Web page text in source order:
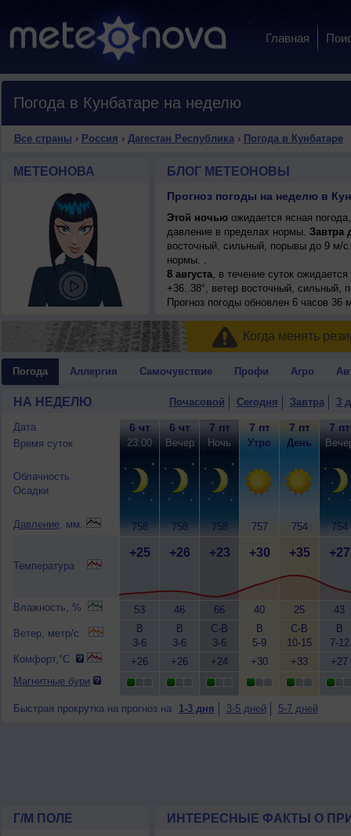
Главная
Погода в Кунбатаре на неделю
Все страны › Россия › Дагестан Республика› Погода в Кунбатаре
МЕТЕОНОВА БЛОГ МЕТЕОНОВЫ
Этой ночьюожидается ясная
давление в пределах нормы. Завтра
восточный, сильный, порывы до 9 м/
нормы. .
8 августа, в течение суток
+36..38°, ветер восточный, сильный,
Прогноз погоды обновлен 6 часов 36
Когда менять
Погода Аллергия Самочувствие Профи Агро
НА НЕДЕЛЮ Почасовой Сегодня Завтра 3
Дата
Время суток
Облачность
Осадки
Давление, мм.
Температура
Влажность, %
Ветер, метр/с
Комфорт,°C
Магнитные бури
6 чт
23:00
758
+25
53
В
3-6
+26
6 чт
Вечер
758
+26
46
В
3-6
+26
7 пт
Ночь
758
+23
66
С-В
3-6
+24
7 пт
Утро
757
+30
40
В
5-9
+30
7 пт
День
754
+35
25
С-В
10-15
+33
7 пт
754
+27
43
В
7-12
+27
Быстрая прокрутка на прогноз на 1-3 дня 3-5 дней 5-7 дней
Г/М ПОЛЕ ИНТЕРЕСНЫЕ ФАКТЫ О